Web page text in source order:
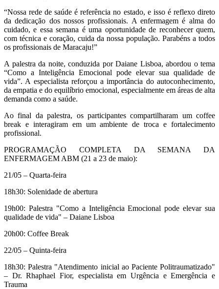
“Nossa rede de saúde é referência no estado, e isso é reflexo direto
da dedicação dos nossos profissionais. A enfermagem é alma do
cuidado, e essa semana é uma oportunidade de reconhecer quem,
com técnica e coração, cuida da nossa população. Parabéns a todos
os profissionais de Maracaju!”
A palestra da noite, conduzida por Daiane Lisboa, abordou o tema
“Como a Inteligência Emocional pode elevar sua qualidade de
vida”. A especialista reforçou a importância do autoconhecimento,
da empatia e do equilíbrio emocional, especialmente em áreas de alta
demanda como a saúde.
Ao final da palestra, os participantes compartilharam um coffee
break e interagiram em um ambiente de troca e fortalecimento
profissional.
PROGRAMAÇÃO COMPLETA DA SEMANA DA
ENFERMAGEM ABM (21 a 23 de maio):
21/05 – Quarta-feira
18h30: Solenidade de abertura
19h00: Palestra "Como a Inteligência Emocional pode elevar sua
qualidade de vida" – Daiane Lisboa
20h00: Coffee Break
22/05 – Quinta-feira
18h30: Palestra "Atendimento inicial ao Paciente Politraumatizado"
– Dr. Rhaphael Fior, especialista em Urgência e Emergência e
Trauma